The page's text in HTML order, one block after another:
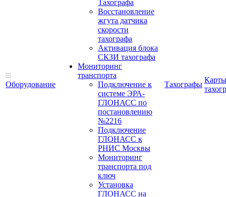
Оборудование
Тахографа
Восстановление
жгута датчика
скорости
тахографа
Активация блока
СКЗИ тахографа
Мониторинг
транспорта
Подключение к
системе ЭРА-
ГЛОНАСС по
постановлению
№2216
Подключение
ГЛОНАСС к
РНИС Москвы
Мониторинг
транспорта под
ключ
Установка
ГЛОНАСС на
Тахографы
Карты